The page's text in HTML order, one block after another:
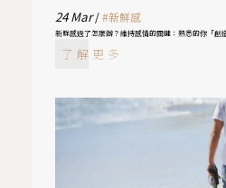
24Mar /#新鮮感
新鮮感過了怎麼辦？維持感情的關鍵：熟悉的你「創
了解更多